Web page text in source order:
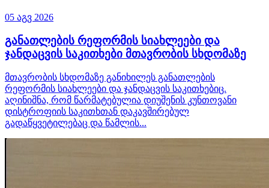
05 აგვ 2026
განათლების რეფორმის სიახლეები და
ჯანდაცვის საკითხები მთავრობის სხდომაზე
მთავრობის სხდომაზე განიხილეს განათლების
რეფორმის სიახლეები და ჯანდაცვის საკითხებიც.
აღინიშნა, რომ წარმატებულია დიუშენის კუნთოვანი
დისტროფიის საკითხთან დაკავშირებულ
გადაწყვეტილებაც და წამლის...